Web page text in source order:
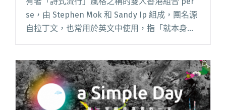
se，由 Stephen Mok 和 Sandy Ip 組成，團名源
自拉丁文，也常用於英文中使用，指「就本身來
訪】新專輯首次挑戰粵語歌 per se明年再度來台
演出"